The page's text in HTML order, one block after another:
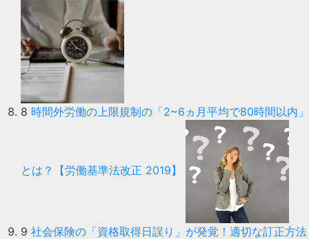
8 時間外労働の上限規制の「2~6ヵ月平均で80時間以内」
とは？【労働基準法改正 2019】
9 社会保険の「資格取得日誤り」が発覚！適切な訂正方法